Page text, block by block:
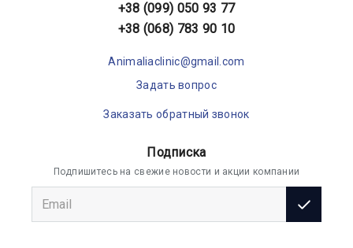
+38 (099) 050 93 77
+38 (068) 783 90 10
Animaliaclinic@gmail.com
Задать вопрос
Заказать обратный звонок
Подписка
Подпишитесь на свежие новости и акции компании